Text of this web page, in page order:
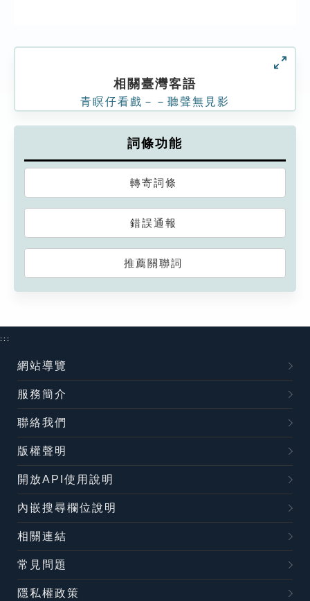
相關臺灣客語
青瞑仔看戲－－聽聲無見影
詞條功能
轉寄詞條
錯誤通報
推薦關聯詞
:::
網站導覽
服務簡介
聯絡我們
版權聲明
開放API使用說明
內嵌搜尋欄位說明
相關連結
常見問題
隱私權政策